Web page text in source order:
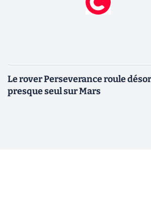
Le rover Perseverance roule
presque seul sur Mars